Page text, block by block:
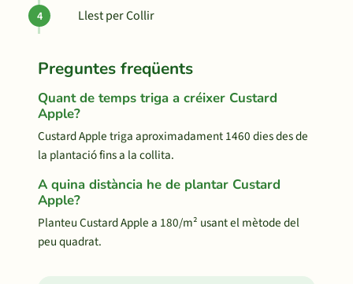
Llest per Collir
Preguntes freqüents
Quant de temps triga a créixer Custard
Apple?
Custard Apple triga aproximadament 1460 dies des de
la plantació fins a la collita.
A quina distància he de plantar Custard
Apple?
Planteu Custard Apple a 180/m² usant el mètode del
peu quadrat.